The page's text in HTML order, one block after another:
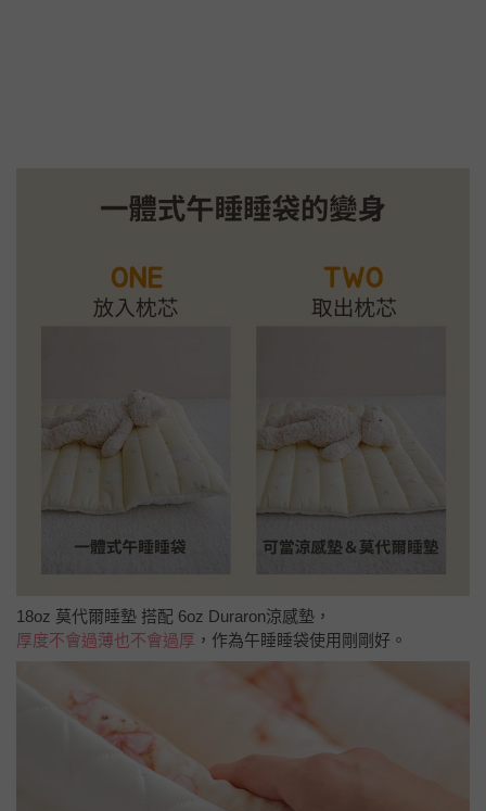
18oz 莫代爾睡墊 搭配 6oz Duraron涼感墊，
厚度不會過薄也不會過厚 ，作為午睡睡袋使用剛剛好。